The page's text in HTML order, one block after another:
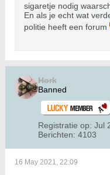
sigaretje nodig
En als je echt wat
politie heeft een forum
Hork
Banned
Registratie op: Jul
Berichten: 4103
16 May 2021, 22:09